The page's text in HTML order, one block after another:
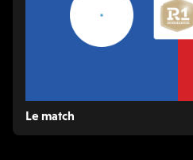
Le match